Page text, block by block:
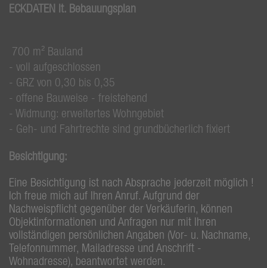
ECKDATEN lt. Bebauungsplan
700 m² Bauland
- voll aufgeschlossen
- GRZ von 0,30 bis 0,35
- offene Bauweise - freistehend
- Widmung: erweitertes Wohngebiet
- Geh- und Fahrtrechte sind grundbücherlich fixiert
Besichtigung:
Eine Besichtigung ist nach Absprache jederzeit möglich !
Ich freue mich auf Ihren Anruf. Aufgrund der
Nachweispflicht gegenüber der Verkäuferin, können
Objektinformationen und Anfragen nur mit Ihren
vollständigen persönlichen Angaben (Vor- u. Nachname,
Telefonnummer, Mailadresse und Anschrift -
Wohnadresse), beantwortet werden.